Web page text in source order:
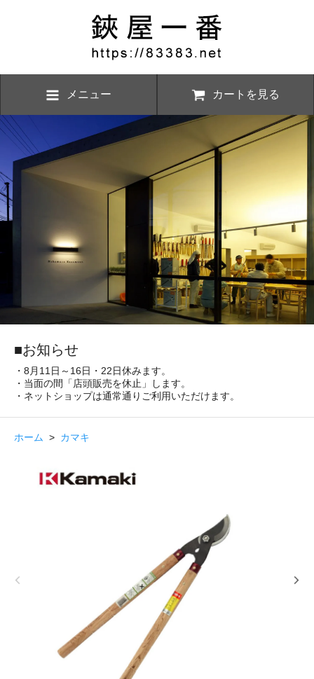
メニュー カートを見る
■お知らせ
・8月11日～16日・22日休みます。
・当面の間「店頭販売を休止」します。
・ネットショップは通常通りご利用いただけます。
ホーム > カマキ